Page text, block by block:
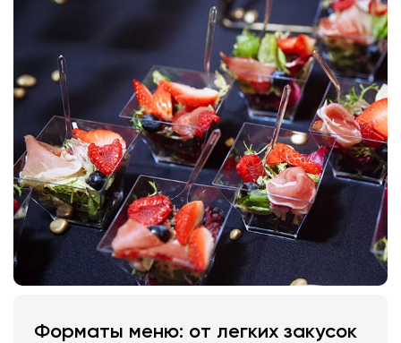
Форматы меню: от легких закусок